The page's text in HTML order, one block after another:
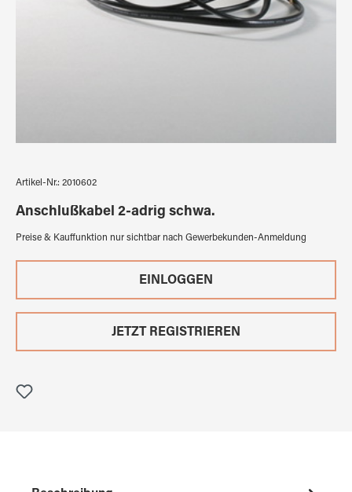
Artikel-Nr.: 2010602
Anschlußkabel 2-adrig schwa.
Preise & Kauffunktion nur sichtbar nach Gewerbekunden-Anmeldung
EINLOGGEN
JETZT REGISTRIEREN